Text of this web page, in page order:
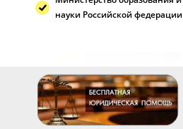
науки Российской федерации